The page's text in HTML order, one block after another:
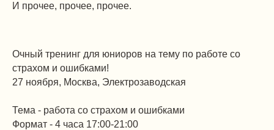
И прочее, прочее, прочее.
Очный тренинг для юниоров на тему по работе со
страхом и ошибками!
27 ноября, Москва, Электрозаводская
Тема - работа со страхом и ошибками
Формат - 4 часа 17:00-21:00